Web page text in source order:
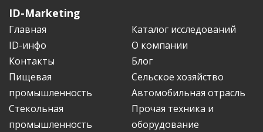
ID-Marketing
Главная
Каталог исследований
ID-инфо
О компании
Контакты
Блог
Пищевая
промышленность
Сельское хозяйство
Автомобильная отрасль
Стекольная
промышленность
Прочая техника и
оборудование